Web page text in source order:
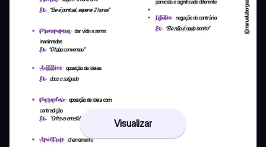
Visualizar